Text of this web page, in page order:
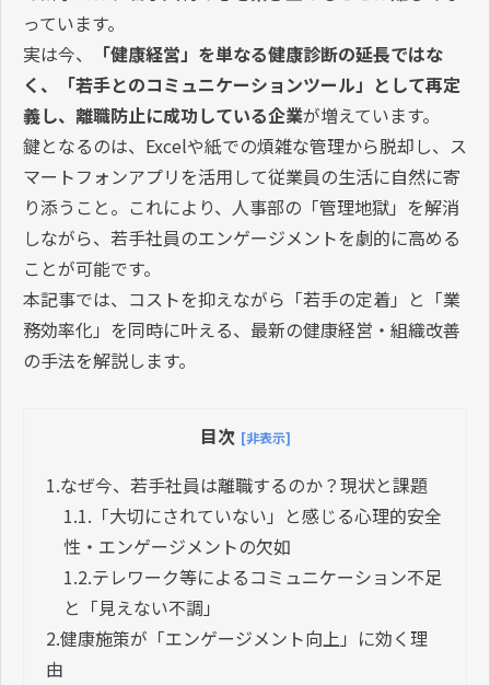
っています。
実は今、
「健康経営」を単なる健康診断の延長ではな
く、「若手とのコミュニケーションツール」として再定
義し、離職防止に成功している企業が増えています。
鍵となるのは、Excelや紙での煩雑な管理から脱却し、ス
マートフォンアプリを活用して従業員の生活に自然に寄
り添うこと。これにより、人事部の「管理地獄」を解消
しながら、若手社員のエンゲージメントを劇的に高める
ことが可能です。
本記事では、コストを抑えながら「若手の定着」と「業
務効率化」を同時に叶える、最新の健康経営・組織改善
の手法を解説します。
目次 [非表示]
1.なぜ今、若手社員は離職するのか？現状と課題
1.1. 「大切にされていない」と感じる心理的安全
性・エンゲージメントの欠如
1.2.テレワーク等によるコミュニケーション不足
と「見えない不調」
2.健康施策が「エンゲージメント向上」に効く理
由